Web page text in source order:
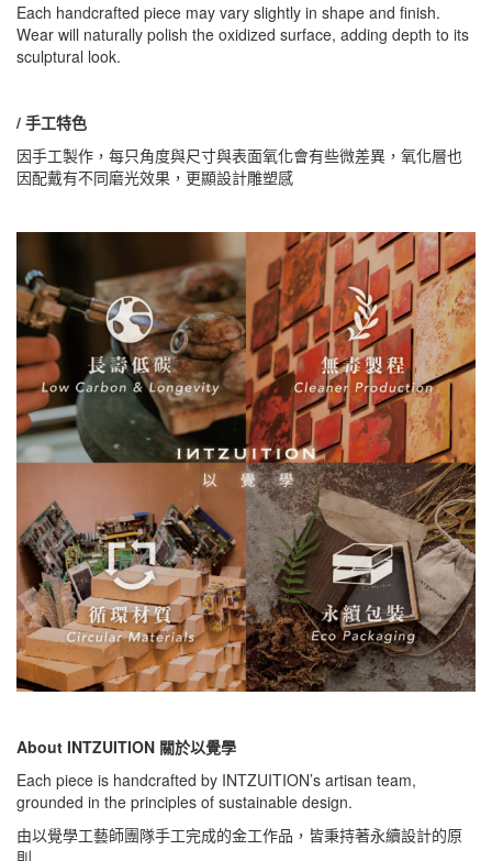
Each handcrafted piece may vary slightly in shape and finish.
Wear will naturally polish the oxidized surface, adding depth to its
sculptural look.
/ 手工特色
因手工製作，每只角度與尺寸與表面氧化會有些微差異，氧化層也
因配戴有不同磨光效果，更顯設計雕塑感
About INTZUITION 關於以覺學
Each piece is handcrafted by INTZUITION’s artisan team,
grounded in the principles of sustainable design.
由以覺學工藝師團隊手工完成的金工作品，皆秉持著永續設計的原
則